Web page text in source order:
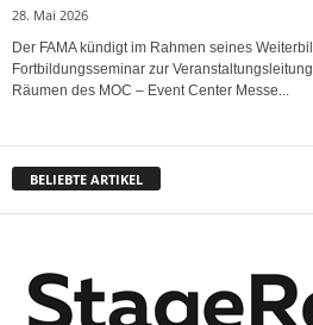
28. Mai 2026
Der FAMA kündigt im Rahmen seines
Fortbildungsseminar zur
Räumen des MOC – Event Center Messe...
BELIEBTE ARTIKEL